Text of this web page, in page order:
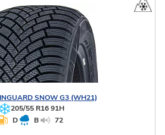
SNOW G3 (WH21)
205/55 R16 91H
D
B 72